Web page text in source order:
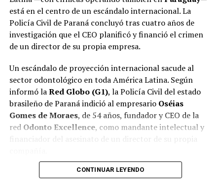
está en el centro de un escándalo internacional. La
Policía Civil de Paraná concluyó tras cuatro años de
investigación que el CEO planificó y financió el crimen
de un director de su propia empresa.
Un escándalo de proyección internacional sacude al
sector odontológico en toda América Latina. Según
informó laRed Globo (G1), la Policía Civil del estado
brasileño de Paraná indició al empresario Oséias
Gomes de Moraes, de 54 años, fundador y CEO de la
red Odonto Excellence, como mandante intelectual y
financiador del asesinato de un director de su propia
La red Odonto Excellence cuenta con
CONTINUAR LEYENDO